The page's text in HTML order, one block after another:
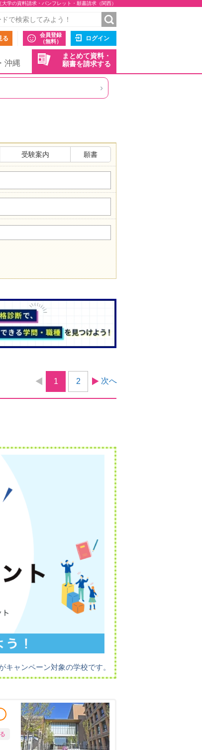
学の資料請求・パンフレット・願書請求（関西）
る
会員登録
（無料）
ログイン
まとめて資料・
願書を請求する
沖縄
›
受験案内 願書
1 2 次へ
キャンペーン対象の学校です。